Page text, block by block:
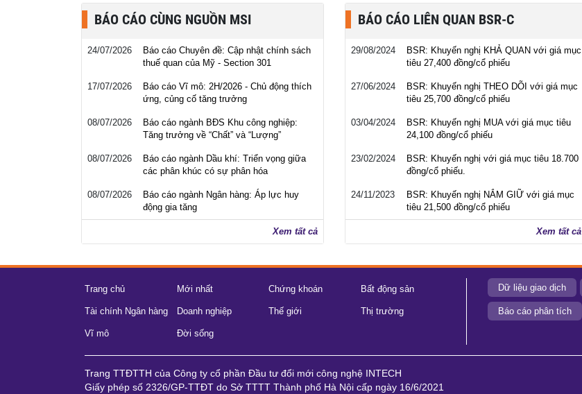
BÁO CÁO CÙNG NGUỒN MSI
24/07/2026
Báo cáo Chuyên đề: Cập nhật chính sách
thuế quan của Mỹ - Section 301
17/07/2026
Báo cáo Vĩ mô: 2H/2026 - Chủ động thích
ứng, củng cố tăng trưởng
08/07/2026
Báo cáo ngành BĐS Khu công nghiệp:
Tăng trưởng về “Chất” và “Lượng”
08/07/2026
Báo cáo ngành Dầu khí: Triển vọng giữa
các phân khúc có sự phân hóa
08/07/2026
Báo cáo ngành Ngân hàng: Áp lực huy
động gia tăng
Xem tất cả
BÁO CÁO LIÊN QUAN BSR-C
29/08/2024
BSR: Khuyến nghị KHẢ QUAN với giá mục
tiêu 27,400 đồng/cổ phiếu
27/06/2024
BSR: Khuyến nghị THEO DÕI với giá mục
tiêu 25,700 đồng/cổ phiếu
03/04/2024
BSR: Khuyến nghị MUA với giá mục tiêu
24,100 đồng/cổ phiếu
23/02/2024
BSR: Khuyến nghị với giá mục tiêu 18.700
đồng/cổ phiếu.
24/11/2023
BSR: Khuyến nghị NẮM GIỮ với giá mục
tiêu 21,500 đồng/cổ phiếu
Xem tất cả
Dữ liệu giao dịch
Báo cáo phân tích
Trang chủ Mới nhất Chứng khoán Bất động sản
Tài chính Ngân hàng Doanh nghiệp Thế giới Thị trường
Vĩ mô Đời sống
Trang TTĐTTH của Công ty cổ phần Đầu tư đổi mới công nghệ INTECH
Giấy phép số 2326/GP-TTĐT do Sở TTTT Thành phố Hà Nội cấp ngày 16/6/2021